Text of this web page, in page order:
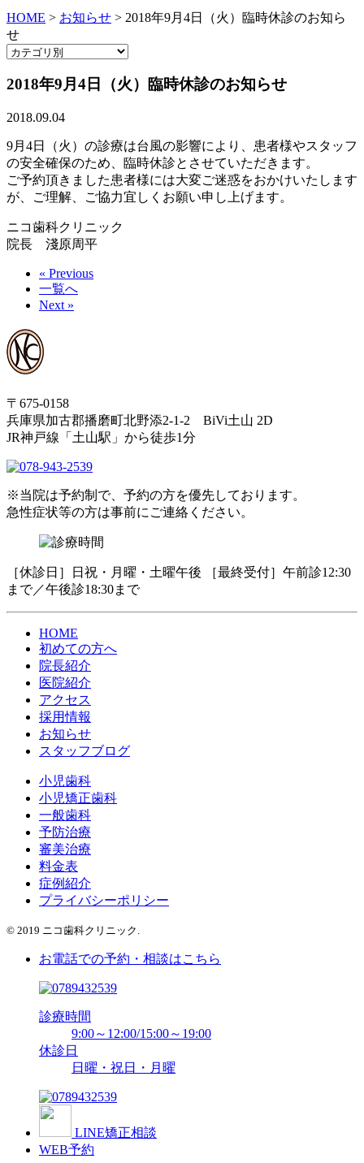
HOME > お知らせ > 2018年9月4日（火）臨時休診のお知ら
せ
2018年9月4日（火）臨時休診のお知らせ
2018.09.04
9月4日（火）の診療は台風の影響により、患者様やスタッフ
の安全確保のため、臨時休診とさせていただきます。
ご予約頂きました患者様には大変ご迷惑をおかけいたします
が、ご理解、ご協力宜しくお願い申し上げます。
ニコ歯科クリニック
院長 淺原周平
« Previous
一覧へ
Next »
〒675-0158
兵庫県加古郡播磨町北野添2-1-2 BiVi土山 2D
JR神戸線「土山駅」から徒歩1分
※当院は予約制で、予約の方を優先しております。
急性症状等の方は事前にご連絡ください。
［休診日］日祝・月曜・土曜午後 ［最終受付］午前診12:30
まで／午後診18:30まで
HOME
初めての方へ
院長紹介
医院紹介
アクセス
採用情報
お知らせ
スタッフブログ
小児歯科
小児矯正歯科
一般歯科
予防治療
審美治療
料金表
症例紹介
プライバシーポリシー
© 2019 ニコ歯科クリニック.
お電話での予約・相談はこちら
診療時間
9:00～12:00/15:00～19:00
休診日
日曜・祝日・月曜
LINE矯正相談
WEB予約